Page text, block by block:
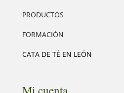
PRODUCTOS
FORMACIÓN
CATA DE TÉ EN LEÓN
Mi cuenta